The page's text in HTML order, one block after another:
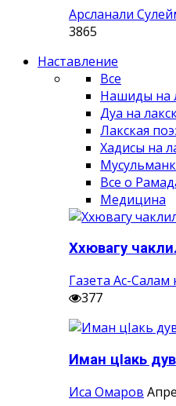
Арсланали
3865
Наставление
Все
Нашиды на
Дуа на
Лакская
Хадисы на
Все о
Медицина
Ххювагу
Газета Ас-Салам
377
Иман цIакь
Иса Омаров